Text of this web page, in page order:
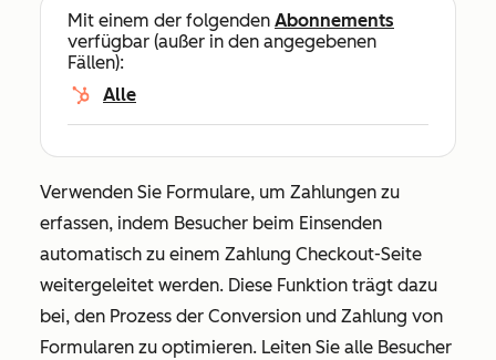
Mit einem der folgenden Abonnements
verfügbar (außer in den angegebenen
Fällen):
Alle
Verwenden Sie Formulare, um Zahlungen zu
erfassen, indem Besucher beim Einsenden
automatisch zu einem Zahlung Checkout-Seite
weitergeleitet werden. Diese Funktion trägt dazu
bei, den Prozess der Conversion und Zahlung von
Formularen zu optimieren. Leiten Sie alle Besucher